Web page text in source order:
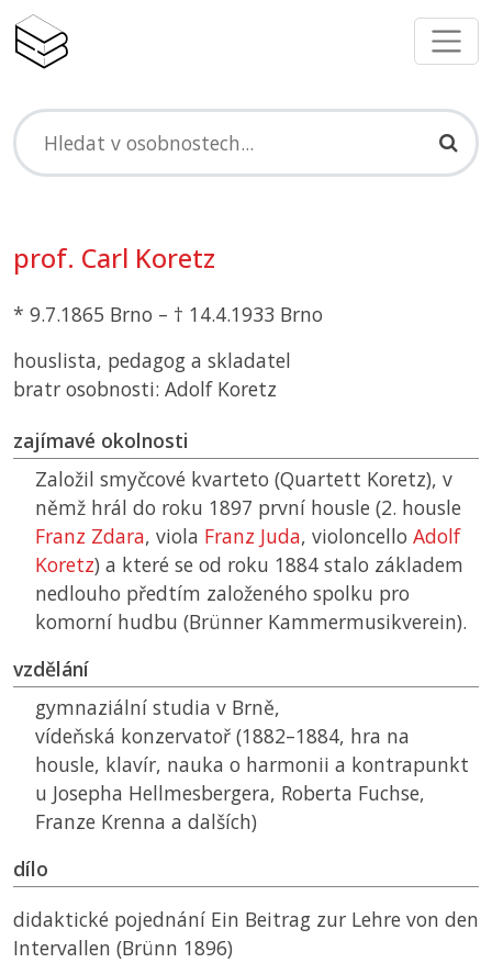
prof. Carl Koretz
* 9.7.1865 Brno – † 14.4.1933 Brno
houslista, pedagog a skladatel
bratr osobnosti: Adolf Koretz
zajímavé okolnosti
Založil smyčcové kvarteto (Quartett Koretz), v
němž hrál do roku 1897 první housle (2. housle
Franz Zdara, viola Franz Juda, violoncello Adolf
Koretz) a které se od roku 1884 stalo základem
nedlouho předtím založeného spolku pro
komorní hudbu (Brünner Kammermusikverein).
vzdělání
gymnaziální studia v Brně,
vídeňská konzervatoř (1882–1884, hra na
housle, klavír, nauka o harmonii a kontrapunkt
u Josepha Hellmesbergera, Roberta Fuchse,
Franze Krenna a dalších)
dílo
didaktické pojednání Ein Beitrag zur Lehre von den
Intervallen (Brünn 1896)